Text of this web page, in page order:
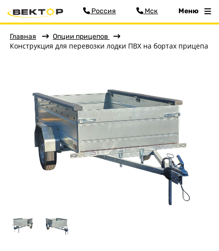
Главная
Прицепы
Фильтр
Россия Мск Меню
Главная Опции прицепов
Конструкция для перевозки лодки ПВХ на бортах прицепа